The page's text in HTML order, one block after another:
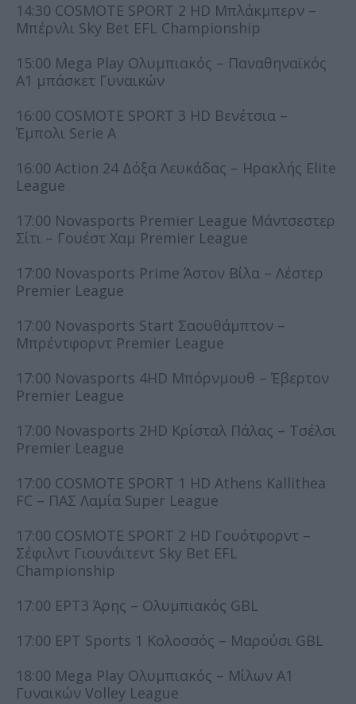
14:30 COSMOTE SPORT 2 HD Μπλάκμπερν –
Μπέρνλι Sky Bet EFL Championship
15:00 Mega Play Ολυμπιακός – Παναθηναϊκός
Α1 μπάσκετ Γυναικών
16:00 COSMOTE SPORT 3 HD Βενέτσια –
Έμπολι Serie A
16:00 Action 24 Δόξα Λευκάδας – Ηρακλής Elite
League
17:00 Novasports Premier League Μάντσεστερ
Σίτι – Γουέστ Χαμ Premier League
17:00 Novasports Prime Άστον Βίλα – Λέστερ
Premier League
17:00 Novasports Start Σαουθάμπτον –
Μπρέντφορντ Premier League
17:00 Novasports 4HD Μπόρνμουθ – Έβερτον
Premier League
17:00 Novasports 2HD Κρίσταλ Πάλας – Τσέλσι
Premier League
17:00 COSMOTE SPORT 1 HD Athens Kallithea
FC – ΠΑΣ Λαμία Super League
17:00 COSMOTE SPORT 2 HD Γουότφορντ –
Σέφιλντ Γιουνάιτεντ Sky Bet EFL
Championship
17:00 ΕΡΤ3 Άρης – Ολυμπιακός GBL
17:00 ΕΡΤ Sports 1 Κολοσσός – Μαρούσι GBL
18:00 Mega Play Ολυμπιακός – Μίλων Α1
Γυναικών Volley League